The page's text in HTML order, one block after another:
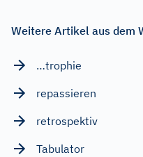
Weitere Artikel aus dem
…trophie
repassieren
retrospektiv
Tabulator